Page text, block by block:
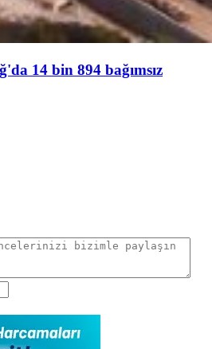
14 bin 894 bağımsız